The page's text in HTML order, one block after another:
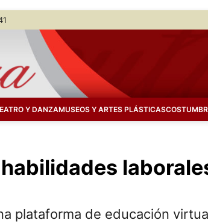
Y DANZAMUSEOS Y ARTES PLÁSTICAS
plataforma de educación